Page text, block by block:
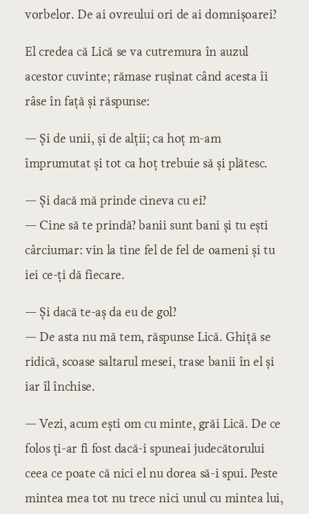
vorbelor. De ai ovreului ori de ai domnișoarei?
El credea că Lică se va cutremura în auzul
acestor cuvinte; rămase rușinat când acesta îi
râse în față și răspunse:
— Și de unii, și de alții; ca hoț m-am
împrumutat și tot ca hoț trebuie să și plătesc.
— Și dacă mă prinde cineva cu ei?
— Cine să te prindă? banii sunt bani și tu ești
cârciumar: vin la tine fel de fel de oameni și tu
iei ce-ți dă fiecare.
— Și dacă te-aș da eu de gol?
— De asta nu mă tem, răspunse Lică. Ghiță se
ridică, scoase saltarul mesei, trase banii în el și
iar îl închise.
— Vezi, acum ești om cu minte, grăi Lică. De ce
folos ți-ar fi fost dacă-i spuneai judecătorului
ceea ce poate că nici el nu dorea să-i spui. Peste
mintea mea tot nu trece nici unul cu mintea lui,